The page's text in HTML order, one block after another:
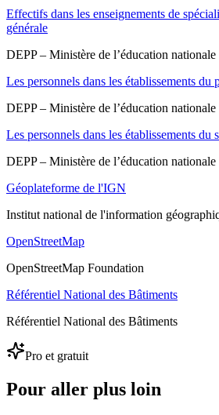
Effectifs dans les enseignements de
générale
DEPP – Ministère de l’éducation nationale
Les personnels dans les établissements du
DEPP – Ministère de l’éducation nationale
Les personnels dans les établissements du
DEPP – Ministère de l’éducation nationale
Géoplateforme de l'IGN
Institut national de l'information
OpenStreetMap
OpenStreetMap Foundation
Référentiel National des Bâtiments
Référentiel National des Bâtiments
Pro et gratuit
Pour aller plus loin